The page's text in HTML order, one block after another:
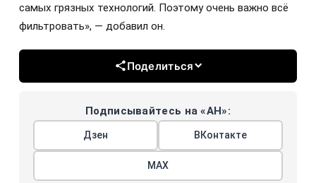
самых грязных технологий. Поэтому очень важно всё
фильтровать», — добавил он.
Поделиться
Подписывайтесь на «АН»:
Дзен ВКонтакте
МАХ